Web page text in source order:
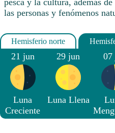
pesca y la cultura, además
las personas y fenómenos
21 jun
Luna
Creciente
29 jun
Luna Llena
07